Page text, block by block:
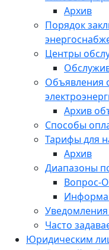
Архив
Порядок
Центры
Объявления
Архив
Способы
Тарифы для
Архив
Диапазоны
Вопрос-
Часто
Юридическим